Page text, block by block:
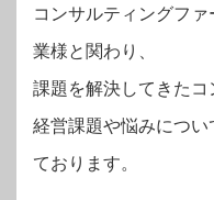
コンサルティングフ
業様と関わり、
課題を解決してきた
経営課題や悩みにつ
ております。